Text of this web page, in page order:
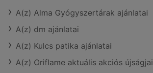
A(z) Alma Gyógyszertárak ajánlatai
A(z) dm ajánlatai
A(z) Kulcs patika ajánlatai
A(z) Oriflame aktuális akciós újságjai